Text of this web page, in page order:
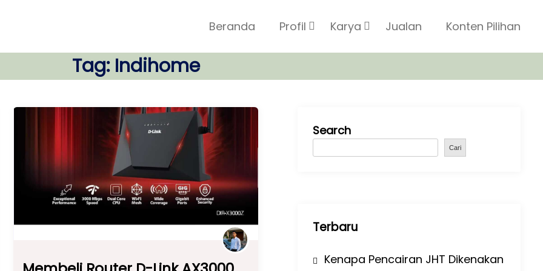
Beranda Profil Karya Jualan Konten Pilihan
Tag: Indihome
Search
Cari
Terbaru
Kenapa Pencairan JHT Dikenakan